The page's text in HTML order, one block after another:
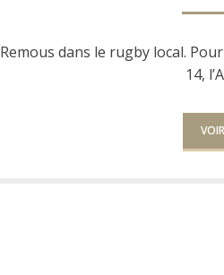
Remous dans le rugby local.
14,